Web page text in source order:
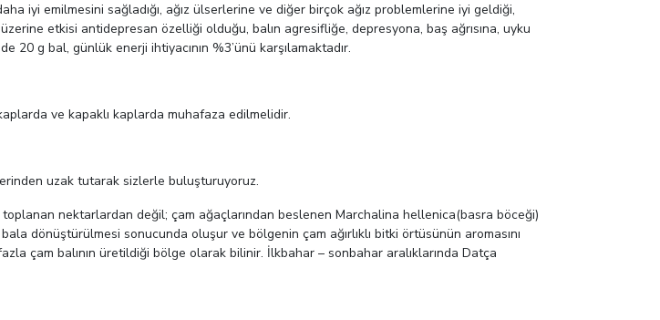
iyi emilmesini sağladığı, ağız ülserlerine ve diğer birçok ağız problemlerine iyi geldiği,
etkisi antidepresan özelliği olduğu, balın agresifliğe, depresyona, baş ağrısına, uyku
g bal, günlük enerji ihtiyacının %3’ünü karşılamaktadır.
ve kapaklı kaplarda muhafaza edilmelidir.
uzak tutarak sizlerle buluşturuyoruz.
nektarlardan değil; çam ağaçlarından beslenen Marchalina hellenica(basra böceği)
dönüştürülmesi sonucunda oluşur ve bölgenin çam ağırlıklı bitki örtüsünün aromasını
çam balının üretildiği bölge olarak bilinir. İlkbahar – sonbahar aralıklarında Datça